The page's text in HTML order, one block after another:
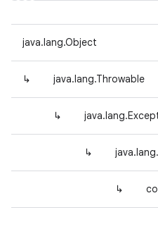
java.lang.Object
↳ java.lang.Throwable
↳
↳
↳